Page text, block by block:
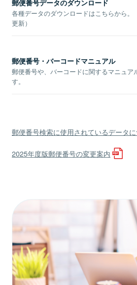
郵便番号データのダウンロード
各種データのダウンロードはこちらから。
更新）
郵便番号・バーコードマニュアル
郵便番号や、バーコードに関するマニュア
す。
郵便番号検索に使用されているデータ
2025年度版郵便番号の変更案内